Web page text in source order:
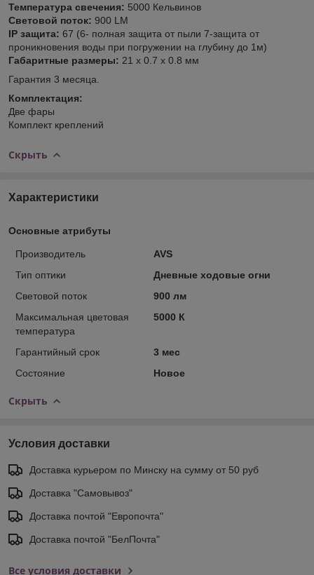
Температура свечения: 5000 Кельвинов
Световой поток: 900 LM
IP защита: 67 (6- полная защита от пыли 7-защита от
проникновения воды при погружении на глубину до 1м)
Габаритные размеры: 21 х 0.7 х 0.8 мм
Гарантия 3 месяца.
Комплектация:
Две фары
Комплект креплений
Скрыть
Характеристики
Основные атрибуты
Производитель
AVS
Тип оптики
Дневные ходовые огни
Световой поток
900 лм
Максимальная цветовая
температура
5000 К
Гарантийный срок
3 мес
Состояние
Новое
Скрыть
Условия доставки
Доставка курьером по Минску на сумму от 50 руб
Доставка "Самовывоз"
Доставка почтой "Европочта"
Доставка почтой "БелПочта"
Все условия доставки